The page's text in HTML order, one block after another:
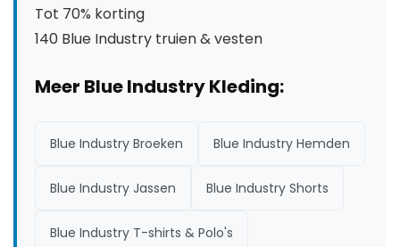
Tot 70% korting
140 Blue Industry truien & vesten
Meer Blue Industry Kleding:
Blue Industry Broeken Blue Industry Hemden
Blue Industry Jassen Blue Industry Shorts
Blue Industry T-shirts & Polo's